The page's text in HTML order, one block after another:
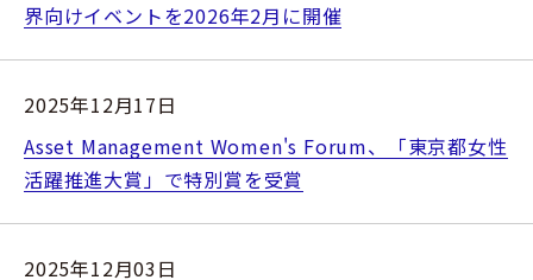
界向けイベントを2026年2月に開催
2025年12月17日
Asset Management Women's Forum、「東京都女性
活躍推進大賞」で特別賞を受賞
2025年12月03日